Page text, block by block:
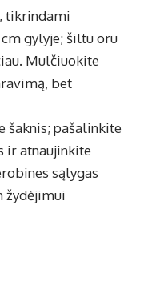
tikrindami
gylyje; šiltu oru
Mulčiuokite
bet
šaknis; pašalinkite
ir atnaujinkite
sąlygas
žydėjimui